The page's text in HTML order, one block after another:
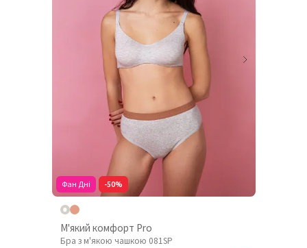
Фан Дні -50%
М'який комфорт Pro
Бра з м'якою чашкою 081SP